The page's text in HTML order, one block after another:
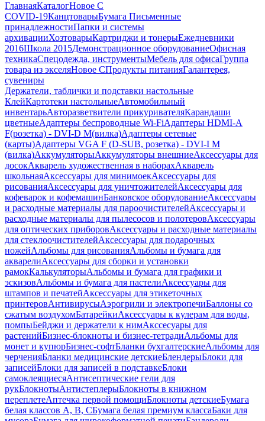
ГлавнаяКаталогНовое С
COVID-19КанцтоварыБумага Письменные
принадлежностиПапки и системы
архивацииХозтоварыКартриджи и тонерыЕжедневники
2016Школа 2015Демонстрационное оборудованиеОфисная
техникаСпецодежда, инструментыМебель для офисаГруппа
товара из экселяНовое СПродукты питанияГалантерея,
сувениры
Держатели, таблички и подставки настольные
КлейКартотеки настольныеАвтомобильный
инвентарьАвторазветвители прикуривателяКарандаши
цветныеАдаптеры беспроводные Wi-FiАдаптеры HDMI-A
F(розетка) - DVI-D M(вилка)Адаптеры сетевые
(карты)Адаптеры VGA F (D-SUB, розетка) - DVI-I M
(вилка)АккумуляторыАккумуляторы внешниеАксессуары для
досокАкварель художественная в наборахАкварель
школьнаяАксессуары для минимоекАксессуары для
рисованияАксессуары для уничтожителейАксессуары для
кофеварок и кофемашинБанковское оборудованиеАксессуары
и расходные материалы для пароочистителейАксессуары и
расходные материалы для пылесосов и полотеровАксессуары
для оптических приборовАксессуары и расходные материалы
для стеклоочистителейАксессуары для подарочных
ножейАльбомы для рисованияАльбомы и бумага для
акварелиАксессуары для сборки и установки
рамокКалькуляторыАльбомы и бумага для графики и
эскизовАльбомы и бумага для пастелиАксессуары для
штампов и печатейАксессуары для этикеточных
принтеровАнтивирусыАэрогрили и электропечиБаллоны со
сжатым воздухомБатарейкиАксессуары к кулерам для воды,
помпыБейджи и держатели к нимАкссесуары для
растенийБизнес-блокноты и бизнес-тетрадиАльбомы для
монет и купюрБизнес-софтБланки бухгалтерскиеАльбомы для
черченияБланки медицинские детскиеБлендерыБлоки для
записейБлоки для записей в подставкеБлоки
самоклеящиесяАнтисептические гели для
рукБлокнотыАнтистеплерыБлокноты в книжном
переплетеАптечка первой помощиБлокноты детскиеБумага
белая классов А, В, СБумага белая премиум классаБаки для